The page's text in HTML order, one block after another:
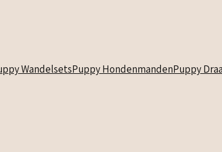
WandelsetsPuppy HondenmandenPuppy